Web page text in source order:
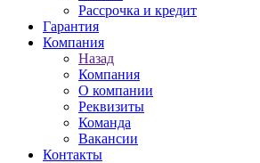
Рассрочка и кредит
Гарантия
Компания
Назад
Компания
О компании
Реквизиты
Команда
Вакансии
Контакты